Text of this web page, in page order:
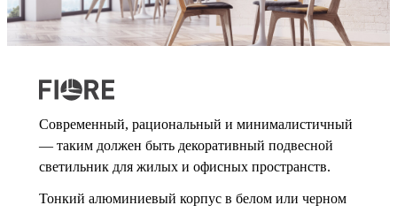
Современный, рациональный и минималистичный
— таким должен быть декоративный подвесной
светильник для жилых и офисных пространств.
Тонкий алюминиевый корпус в белом или черном